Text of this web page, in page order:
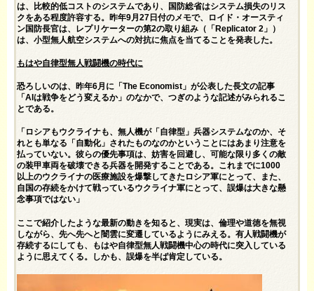
は、比較的低コストのシステムであり、国防総省はシステム損失のリス
クをある程度許容する。昨年9月27日付のメモで、ロイド・オースティ
ン国防長官は、レプリケーターの第2の取り組み（「Replicator 2」）
は、小型無人航空システムへの対抗に焦点を当てることを発表した。
もはや自律型無人戦闘機の時代に
恐ろしいのは、昨年6月に「The Economist」が公表した長文の記事
「AIは戦争をどう変えるか」のなかで、つぎのような記述がみられるこ
とである。
「ロシアもウクライナも、無人機が「自律型」兵器システムなのか、そ
れとも単なる「自動化」されたものなのかということにはあまり注意を
払っていない。彼らの優先事項は、妨害を回避し、可能な限り多くの敵
の装甲車両を破壊できる兵器を開発することである。これまでに1000
以上のウクライナの医療施設を爆撃してきたロシア軍にとって、また、
自国の存続をかけて戦っているウクライナ軍にとって、誤爆は大きな懸
念事項ではない」
ここで紹介したような最新の動きを知ると、現実は、倫理や道徳を無視
しながら、先へ先へと闇雲に変遷しているようにみえる。有人戦闘機が
存続するにしても、もはや自律型無人戦闘機中心の時代に突入している
ように思えてくる。しかも、誤爆を半ば肯定している。